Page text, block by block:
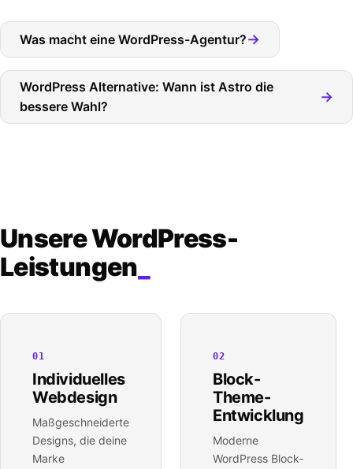
Was macht eine WordPress-Agentur?→
WordPress Alternative: Wann ist Astro die
bessere Wahl?
→
Unsere WordPress-
Leistungen
01
Individuelles
Webdesign
Maßgeschneiderte
Designs, die deine
Marke
02
Block-
Theme-
Entwicklung
Moderne
WordPress Block-